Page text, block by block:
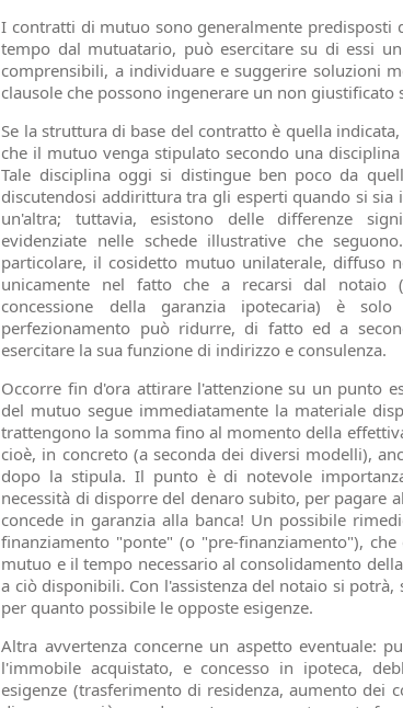
I contratti di mutuo sono generalmente predisposti
tempo dal mutuatario, può esercitare su di essi
comprensibili, a individuare e suggerire soluzioni
clausole che possono ingenerare un non
Se la struttura di base del contratto è quella
che il mutuo venga stipulato secondo una
Tale disciplina oggi si distingue ben poco da
discutendosi addirittura tra gli esperti quando si sia
un'altra; tuttavia, esistono delle differenze
evidenziate nelle schede illustrative che
particolare, il cosidetto mutuo unilaterale, diffuso
unicamente nel fatto che a recarsi dal notaio
concessione della garanzia ipotecaria) è
perfezionamento può ridurre, di fatto ed a
esercitare la sua funzione di indirizzo e consulenza.
Occorre fin d'ora attirare l'attenzione su un punto
del mutuo segue immediatamente la materiale
trattengono la somma fino al momento della
cioè, in concreto (a seconda dei diversi modelli),
dopo la stipula. Il punto è di notevole
necessità di disporre del denaro subito, per pagare
concede in garanzia alla banca! Un possibile
finanziamento "ponte" (o "pre-finanziamento"),
mutuo e il tempo necessario al consolidamento
a ciò disponibili. Con l'assistenza del notaio si
per quanto possibile le opposte esigenze.
Altra avvertenza concerne un aspetto eventuale:
l'immobile acquistato, e concesso in ipoteca,
esigenze (trasferimento di residenza, aumento dei